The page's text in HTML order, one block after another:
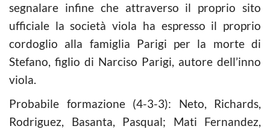
segnalare infine che attraverso il proprio sito
ufficiale la società viola ha espresso il proprio
cordoglio alla famiglia Parigi per la morte di
Stefano, figlio di Narciso Parigi, autore dell’inno
viola.
Probabile formazione (4-3-3): Neto, Richards,
Rodriguez, Basanta, Pasqual; Mati Fernandez,